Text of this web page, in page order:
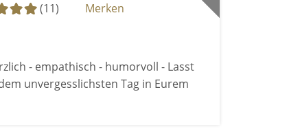
(11)
Merken
- empathisch - humorvoll - Lasst
unvergesslichsten Tag in Eurem